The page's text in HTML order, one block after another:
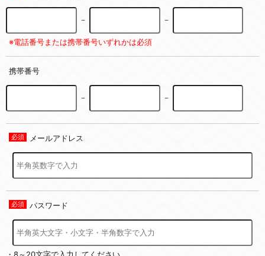
－ －
※電話番号または携帯番号いずれかは必須
携帯番号
－ －
メールアドレス
パスワード
・8～20文字で入力してください。